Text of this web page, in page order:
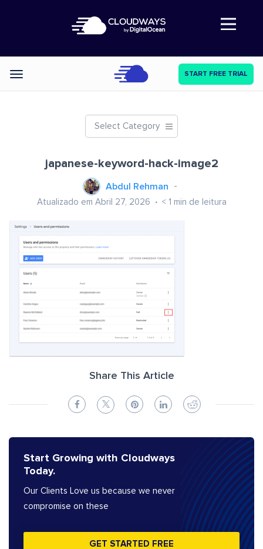
Abre a navegação
Categories START FREE TRIAL
Select Category
japanese-keyword-hack-image2
Abdul Rehman
Atualizado em Abril 27, 2026 < 1 min de leitura
Share This Article
Start Growing with Cloudways
Today.
Our Clients Love us because we never
compromise on these
GET STARTED FREE